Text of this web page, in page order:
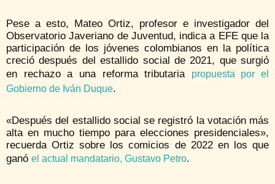
Pese a esto, Mateo Ortiz, profesor e investigador del
Observatorio Javeriano de Juventud, indica a EFE que la
participación de los jóvenes colombianos en la política
creció después del estallido social de 2021, que surgió
en rechazo a una reforma tributaria
propuesta por el
Gobierno de Iván Duque.
«Después del estallido social se registró la votación más
alta en mucho tiempo para elecciones presidenciales»,
recuerda Ortiz sobre los comicios de 2022 en los que
ganó el actual mandatario, Gustavo Petro.